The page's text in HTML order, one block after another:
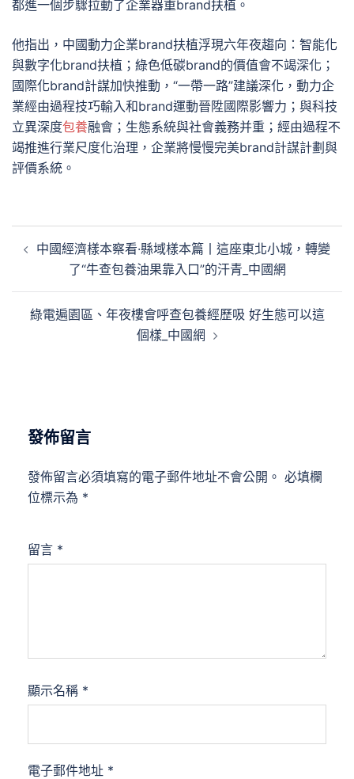
都進一個步驟拉動了企業器重brand扶植。
他指出，中國動力企業brand扶植浮現六年夜趨向：智能化
與數字化brand扶植；綠色低碳brand的價值會不竭深化；
國際化brand計謀加快推動，“一帶一路”建議深化，動力企
業經由過程技巧輸入和brand運動晉陞國際影響力；與科技
立異深度包養融會；生態系統與社會義務并重；經由過程不
竭推進行業尺度化治理，企業將慢慢完美brand計謀計劃與
評價系統。
章 中國經濟樣本察看·縣域樣本篇丨這座東北小城，轉變
了“牛查包養油果靠入口”的汗青_中國網
綠電遍園區、年夜樓會呼查包養經歷吸 好生態可以這
個樣_中國網
發佈留言
發佈留言必須填寫的電子郵件地址不會公開。 必填欄
位標示為 *
留言 *
顯示名稱 *
電子郵件地址 *